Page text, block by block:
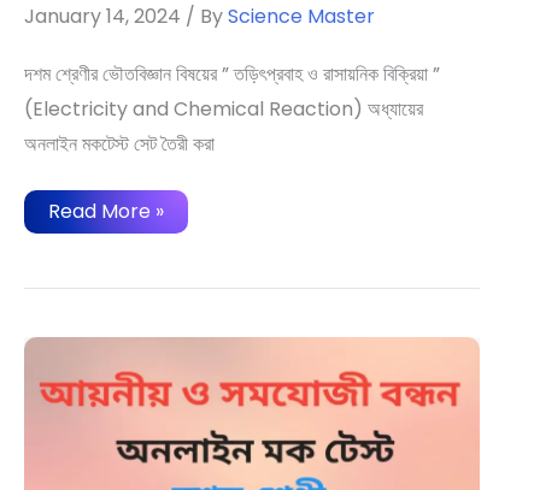
January 14, 2024 / ByScience Master
দশম শ্রেণীর ভৌতবিজ্ঞান বিষয়ের ” তড়িৎপ্রবাহ ও রাসায়নিক বিক্রিয়া ”
(Electricity and Chemical Reaction) অধ্যায়ের
অনলাইন মকটেস্ট সেট তৈরী করা
তড়িৎপ্রবাহ
ও
অধ্যায়ের
|
Electricity
and
Chemical
Read More »